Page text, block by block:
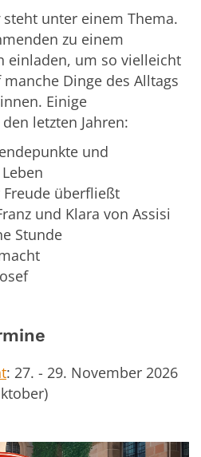
steht unter einem Thema.
zu einem
einladen, um so vielleicht
Dinge des Alltags
Einige
letzten Jahren:
und
Freude überfließt
und Klara von Assisi
Stunde
: 27. - 29. November 2026